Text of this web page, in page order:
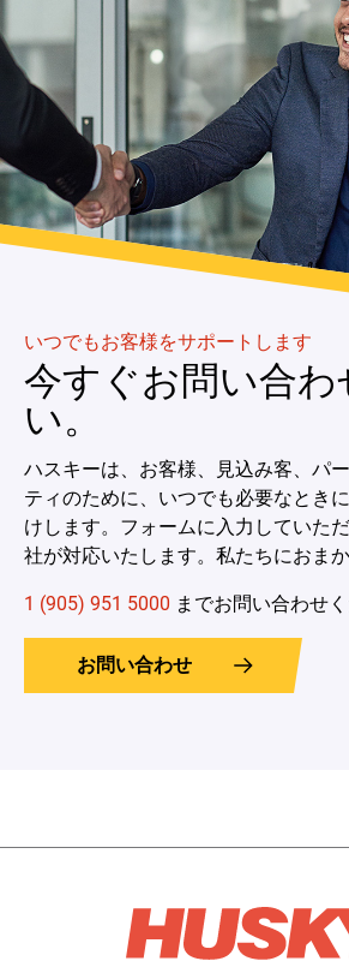
いつでもお客様をサポートします
今すぐお問い合わ
い。
ハスキーは、お客様、見込み客、パ
ティのために、いつでも必要なとき
けします。フォームに入力していた
社が対応いたします。私たちにおまか
1 (905) 951 5000 までお問い合わせく
お問い合わせ